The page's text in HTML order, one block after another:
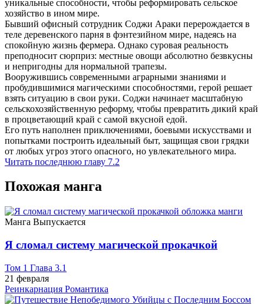
уникальные способности, чтобы реформировать сельское
хозяйство в ином мире.
Бывший офисный сотрудник Соджи Араки перерождается в
теле деревенского парня в фэнтезийном мире, надеясь на
спокойную жизнь фермера. Однако суровая реальность
преподносит сюрприз: местные овощи абсолютно безвкусны
и непригодны для нормальной трапезы.
Вооружившись современными аграрными знаниями и
пробудившимися магическими способностями, герой решает
взять ситуацию в свои руки. Соджи начинает масштабную
сельскохозяйственную реформу, чтобы превратить дикий край
в процветающий край с самой вкусной едой.
Его путь наполнен приключениями, боевыми искусствами и
попытками построить идеальный быт, защищая свои грядки
от любых угроз этого опасного, но увлекательного мира.
Читать последнюю главу 7.2
Похожая манга
Манга Выпускается
Я сломал систему магической прокачкой
Том 1 Глава 3.1
21 февраля
Реинкарнация Романтика